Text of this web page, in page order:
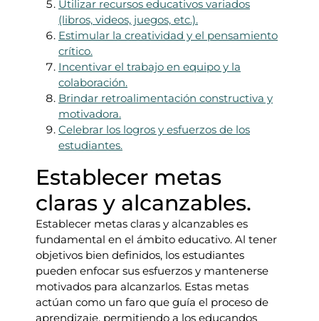
Utilizar recursos educativos variados
(libros, videos, juegos, etc.).
Estimular la creatividad y el pensamiento
crítico.
Incentivar el trabajo en equipo y la
colaboración.
Brindar retroalimentación constructiva y
motivadora.
Celebrar los logros y esfuerzos de los
estudiantes.
Establecer metas
claras y alcanzables.
Establecer metas claras y alcanzables es
fundamental en el ámbito educativo. Al tener
objetivos bien definidos, los estudiantes
pueden enfocar sus esfuerzos y mantenerse
motivados para alcanzarlos. Estas metas
actúan como un faro que guía el proceso de
aprendizaje, permitiendo a los educandos